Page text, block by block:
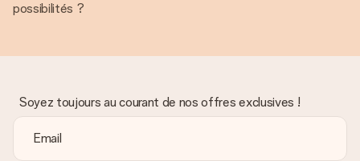
possibilités ?
Soyez toujours au courant de nos offres exclusives !